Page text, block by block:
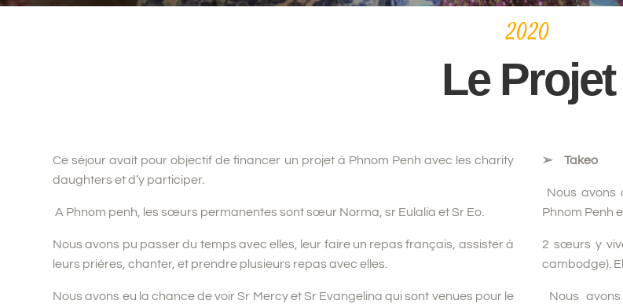
2020
Le Projet
Ce séjour avait pour objectif de financer un projet à Phnom Penh avec les charity
daughters et d’y participer.
A Phnom penh, les sœurs permanentes sont sœur Norma, sr Eulalia et Sr Eo.
Nous avons pu passer du temps avec elles, leur faire un repas français, assister à
leurs prières, chanter, et prendre plusieurs repas avec elles.
Nous avons eu la chance de voir Sr Mercy et Sr Evangelina qui sont venues pour le
➢ Takeo
Nous avons
Phnom Penh
2 sœurs y
cambodge).
Nous